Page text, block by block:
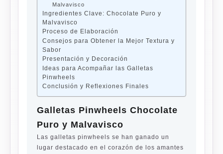
Malvavisco
Ingredientes Clave: Chocolate Puro y
Malvavisco
Proceso de Elaboración
Consejos para Obtener la Mejor Textura y
Sabor
Presentación y Decoración
Ideas para Acompañar las Galletas
Pinwheels
Conclusión y Reflexiones Finales
Galletas Pinwheels Chocolate
Puro y Malvavisco
Las galletas pinwheels se han ganado un
lugar destacado en el corazón de los amantes